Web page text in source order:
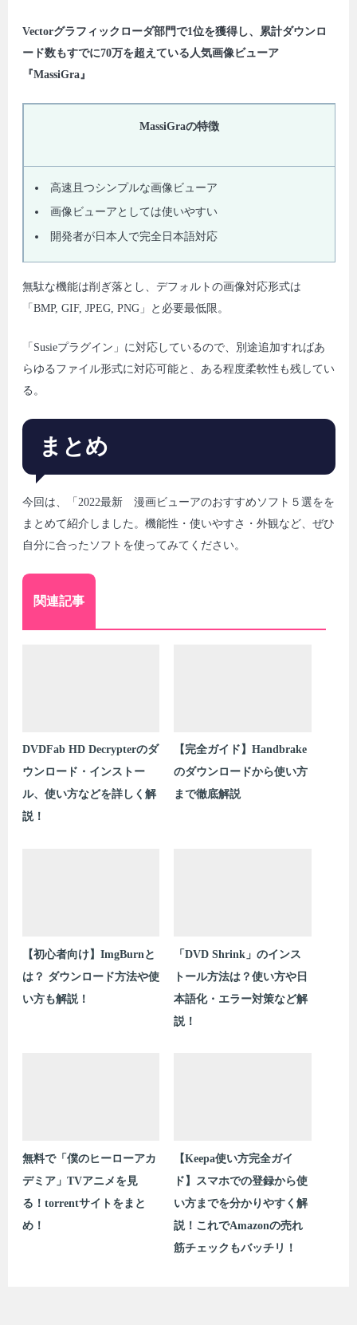
Vectorグラフィックローダ部門で1位を獲得し、累計ダウンロ
ード数もすでに70万を超えている人気画像ビューア
『MassiGra』
MassiGraの特徴
高速且つシンプルな画像ビューア
画像ビューアとしては使いやすい
開発者が日本人で完全日本語対応
無駄な機能は削ぎ落とし、デフォルトの画像対応形式は
「BMP, GIF, JPEG, PNG」と必要最低限。
「Susieプラグイン」に対応しているので、別途追加すればあ
らゆるファイル形式に対応可能と、ある程度柔軟性も残してい
る。
まとめ
今回は、「2022最新 漫画ビューアのおすすめソフト５選をを
まとめて紹介しました。機能性・使いやすさ・外観など、ぜひ
自分に合ったソフトを使ってみてください。
関連記事
DVDFab HD Decrypterのダ
ウンロード・インストー
ル、使い方などを詳しく解
説！
【完全ガイド】Handbrake
のダウンロードから使い方
まで徹底解説
【初心者向け】ImgBurnと
は？ ダウンロード方法や使
い方も解説！
「DVD Shrink」のインス
トール方法は？使い方や日
本語化・エラー対策など解
説！
無料で「僕のヒーローアカ
デミア」TVアニメを見
る！torrentサイトをまと
め！
【Keepa使い方完全ガイ
ド】スマホでの登録から使
い方までを分かりやすく解
説！これでAmazonの売れ
筋チェックもバッチリ！